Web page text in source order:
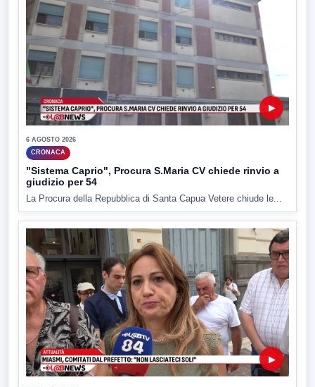
▶
6 AGOSTO 2026
CRONACA
"Sistema Caprio", Procura S.Maria CV chiede rinvio a
giudizio per 54
La Procura della Repubblica di Santa Capua Vetere chiude le...
▶